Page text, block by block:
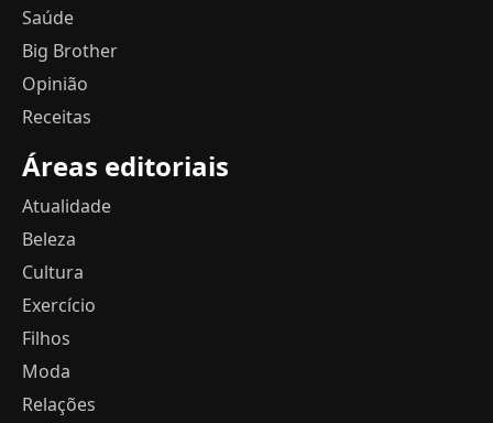
Saúde
Big Brother
Opinião
Receitas
Áreas editoriais
Atualidade
Beleza
Cultura
Exercício
Filhos
Moda
Relações